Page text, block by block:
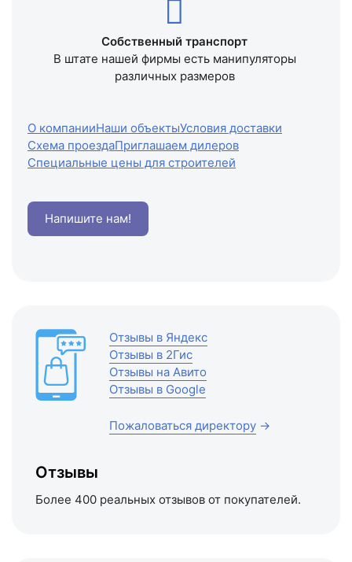
Собственный транспорт
В штате нашей фирмы есть манипуляторы
различных размеров
О компанииНаши объектыУсловия доставки
Схема проездаПриглашаем дилеров
Специальные цены для строителей
Напишите нам!
Отзывы в Яндекс
Отзывы в 2Гис
Отзывы на Авито
Отзывы в Google
Пожаловаться директору →
Отзывы
Более 400 реальных отзывов от покупателей.